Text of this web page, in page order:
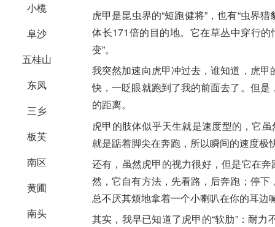
小榄
阜沙
五桂山
东凤
三乡
板芙
南区
黄圃
南头
虎甲是昆虫界的“短跑健将”，也有“虫界
体长171倍的目的地。它在草丛中穿行
变”。
我突然加速向虎甲冲过去，谁知道，虎
快，一眨眼就跑到了我的前面去了。但
的距离。
虎甲的肢体似乎天生就是速度型的，它
就是踮着脚尖在奔跑，所以瞬间的速度极
还有，虽然虎甲的视力很好，但是它在
然，它自有方法，先看路，后奔跑；停
总不厌其烦地拿着一个小喇叭在你的耳边
其实，我早已知道了虎甲的“软肋”：耐